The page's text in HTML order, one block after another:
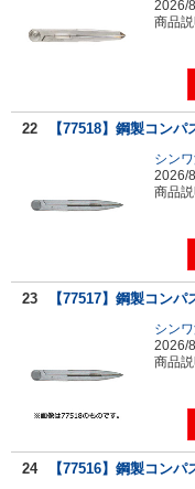
2026/
商品
22 【77518】鋼製コンパ
シン
2026/
商品
23 【77517】鋼製コンパ
シン
2026/
商品
24 【77516】鋼製コン